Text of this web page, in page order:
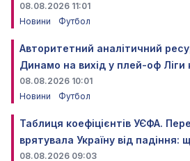
08.08.2026 11:01
Новини
Футбол
Авторитетний аналітичний
Динамо на вихід у плей-оф Ліги
08.08.2026 10:01
Новини
Футбол
Таблиця коефіцієнтів УЄФА.
врятувала Україну від падіння:
08.08.2026 09:03